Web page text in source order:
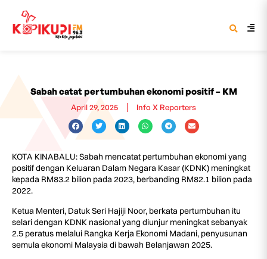
Sabah catat pertumbuhan ekonomi positif – KM
April 29, 2025 Info X Reporters
KOTA KINABALU: Sabah mencatat pertumbuhan ekonomi yang
positif dengan Keluaran Dalam Negara Kasar (KDNK) meningkat
kepada RM83.2 bilion pada 2023, berbanding RM82.1 bilion pada
2022.
Ketua Menteri, Datuk Seri Hajiji Noor, berkata pertumbuhan itu
selari dengan KDNK nasional yang diunjur meningkat sebanyak
2.5 peratus melalui Rangka Kerja Ekonomi Madani, penyusunan
semula ekonomi Malaysia di bawah Belanjawan 2025.